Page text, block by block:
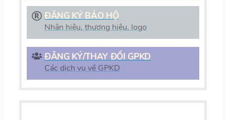
ĐĂNG KÝ BẢO HỘ
Nhãn hiệu, thương hiệu, logo
ĐĂNG KÝ/THAY ĐỔI GPKD
Các dịch vụ về GPKD